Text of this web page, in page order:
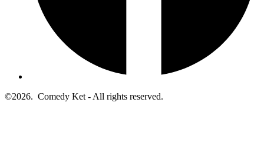
©2026. Comedy Ket - All rights reserved.